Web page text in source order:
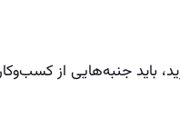
باید جنبه‌هایی از